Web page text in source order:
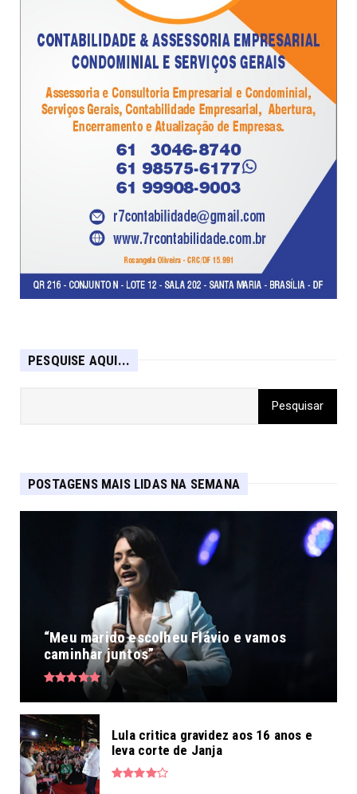
PESQUISE AQUI...
POSTAGENS MAIS LIDAS NA SEMANA
“Meu marido escolheu Flávio e vamos
caminhar juntos”
Lula critica gravidez aos 16 anos e
leva corte de Janja